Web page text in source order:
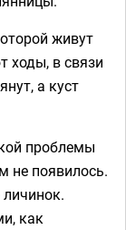
живут
ходы, в связи
а куст
проблемы
не появилось.
как